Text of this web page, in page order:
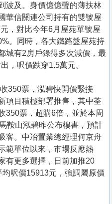
波及。身價億億聲的薄扶林
華信關連公司持有的雙號屋
，對比今年6月屋苑單號屋
。同時，各大鐵路盤屋苑持
城有2房戶錄得多次減價，最
，呎價跌穿1.5萬元。
350票，泓碧快開價緊接
項目積極部署推售，其中荃
350票，超購6倍，並於本周
鞍山泓碧昨公布樓書，預計
客。中冶置業總經理何京舟
範單位以來，市場反應熱
有更多選擇，日前加推20
呎價15913元，強調屬原價